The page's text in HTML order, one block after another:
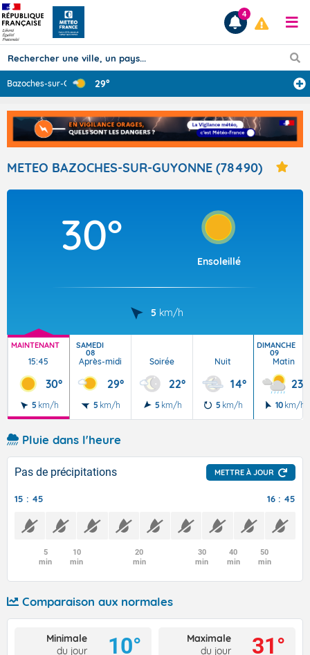
Prévisions
TOUS LES RÉSULTATS
Articles
4
Bazoches-sur-Gu... 29°
METEO BAZOCHES-SUR-GUYONNE (78490)
30°
Ensoleillé
5 km/h
MAINTENANT
15:45
30°
5 km/h
SAMEDI
08
Après-midi
29°
5 km/h
Soirée
22°
5 km/h
Nuit
14°
5 km/h
DIMANCHE
09
Matin
23°
10 km/h
Pluie dans l'heure
Pas de précipitations METTRE À JOUR
15 : 45 16 : 45
5
min
10
min
20
min
30
min
40
min
50
min
Comparaison aux normales
Minimale
du jour
10°
Maximale
du jour
31°